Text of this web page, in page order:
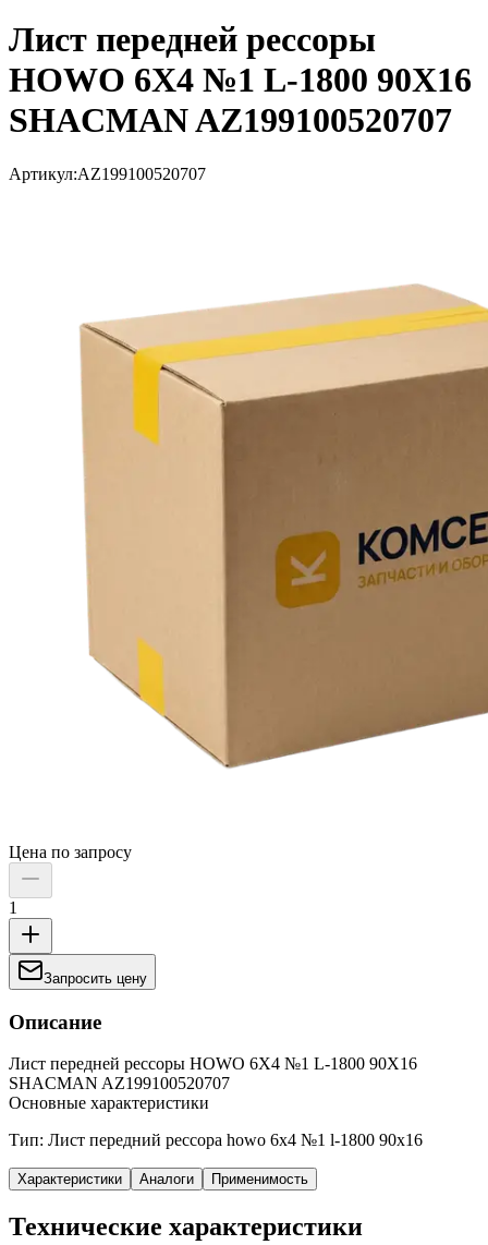
Лист передней рессоры
HOWO 6X4 №1 L-1800 90X16
SHACMAN AZ199100520707
Артикул:AZ199100520707
Цена по запросу
1
Запросить цену
Описание
Лист передней рессоры HOWO 6X4 №1 L-1800 90X16
SHACMAN AZ199100520707
Основные характеристики
Тип: Лист передний рессора howo 6x4 №1 l-1800 90x16
Характеристики Аналоги Применимость
Технические характеристики